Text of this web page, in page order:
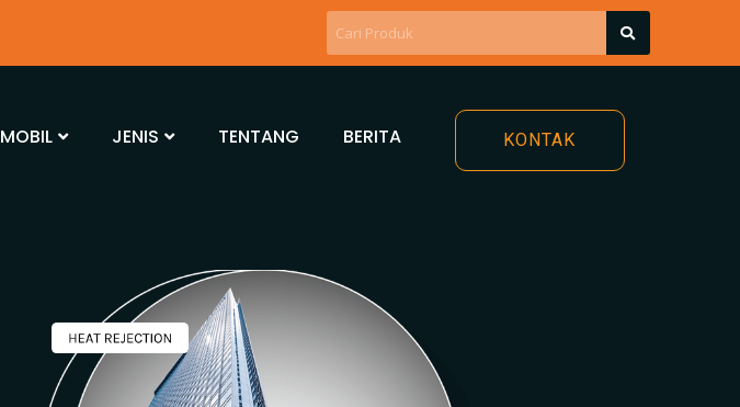
MOBIL JENIS TENTANG BERITA KONTAK